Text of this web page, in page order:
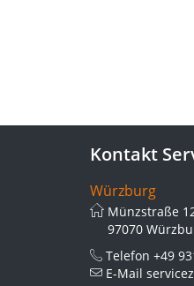
Kontakt
Würzburg
Münzstraße
97070
Telefon +49
E-Mail